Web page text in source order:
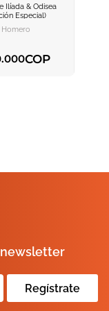
AL
Ilíada & Odisea
Especial)
Homero
.000COP
Regístrate